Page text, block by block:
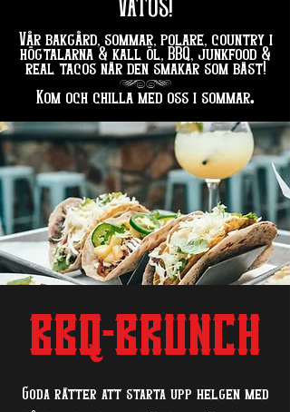
VATOS!
Vår bakgård, sommar, polare, country i
högtalarna & kall öl, BBQ, junkfood &
real tacos när den smakar som bäst!
hg
Kom och chilla med oss i sommar.
BBQ-BRUNCH
Goda rätter att starta upp helgen med